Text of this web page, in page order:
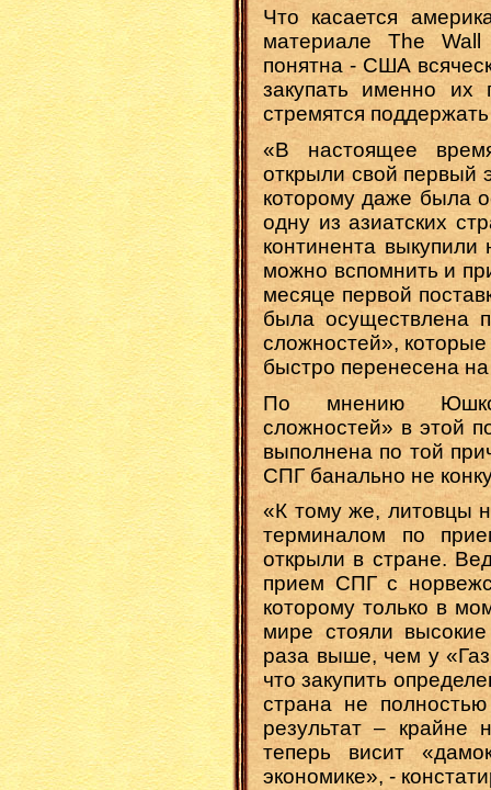
Что касается
материале The
понятна - США
закупать именно их
стремятся
«В настоящее
открыли свой первый
которому даже была
одну из азиатских
континента
можно вспомнить и
месяце первой
была осуществлена
сложностей»,
быстро перенесена
По мнению
сложностей» в этой
выполнена по той
СПГ банально не
«К тому же, литовцы
терминалом по
открыли в стране.
прием СПГ с
которому только в
мире стояли
раза выше, чем у
что закупить
страна не
результат – крайне
теперь висит
экономике», -